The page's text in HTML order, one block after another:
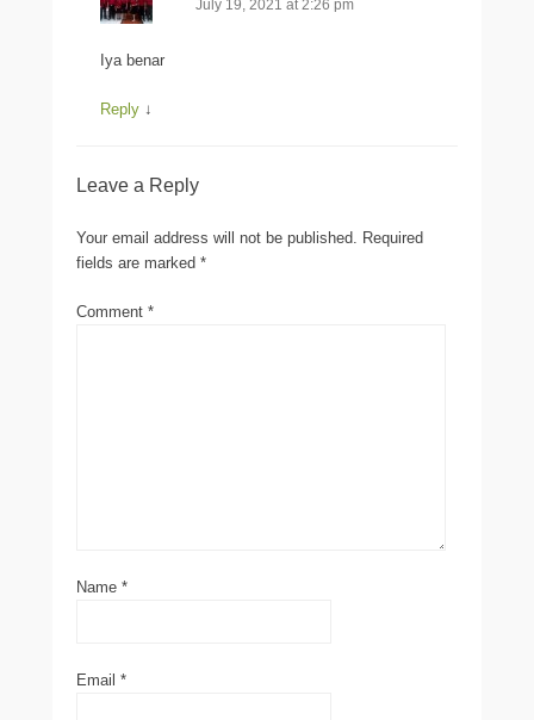
July 19, 2021 at 2:26 pm
Iya benar
Reply ↓
Leave a Reply
Your email address will not be published. Required
fields are marked *
Comment *
Name *
Email *